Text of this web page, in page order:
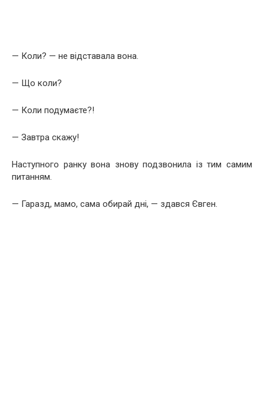
— Коли? — не відставала вона.
— Що коли?
— Коли подумаєте?!
— Завтра скажу!
Наступного ранку вона знову подзвонила із тим самим
питанням.
— Гаразд, мамо, сама обирай дні, — здався Євген.